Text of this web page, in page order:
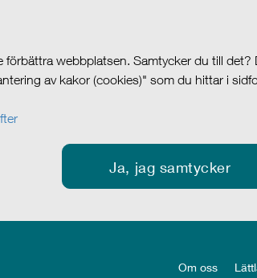
webbplatsen. Samtycker du till det?
av kakor (cookies)" som du hittar i
Ja, jag samtycker
Om oss